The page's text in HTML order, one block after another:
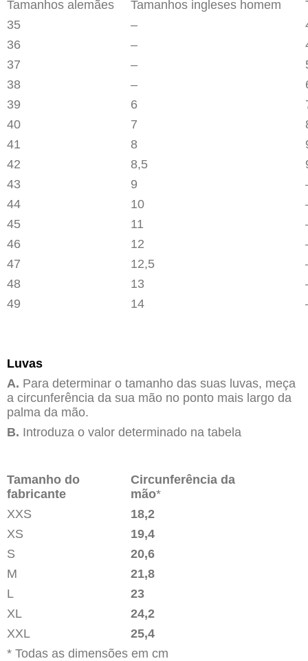
Tamanhos alemães Tamanhos ingleses homem
35
–
36
–
37
–
38
–
39
6
40
7
41
8
42
8,5
43
9
44
10
45
11
46
12
47
12,5
48
13
49
14
Luvas
A. Para determinar o tamanho das suas luvas, meça
a circunferência da sua mão no ponto mais largo da
palma da mão.
B. Introduza o valor determinado na tabela
Tamanho do
fabricante
Circunferência da
mão*
XXS
18,2
XS
19,4
S
20,6
M
21,8
L
23
XL
24,2
XXL
25,4
* Todas as dimensões em cm